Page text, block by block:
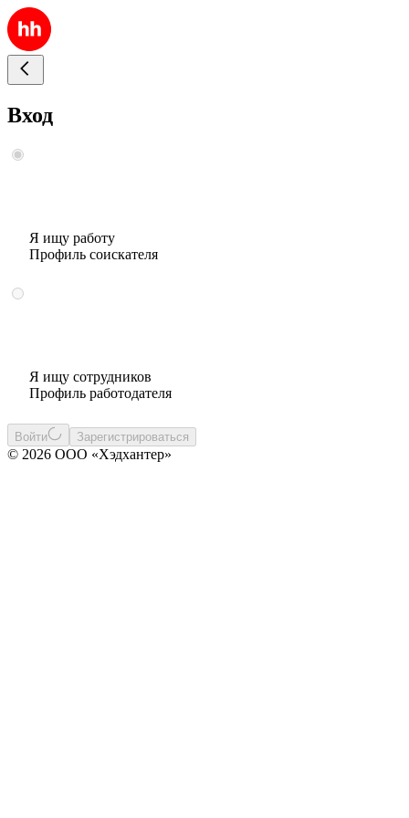
Вход
Я ищу работу
Профиль соискателя
Я ищу сотрудников
Профиль работодателя
Войти Зарегистрироваться
© 2026 ООО «Хэдхантер»